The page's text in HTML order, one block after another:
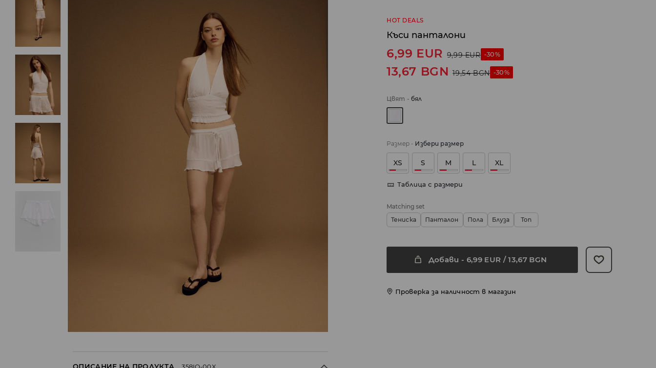
HOT DEALS
Къси панталони
6,99 EUR 9,99 EUR -30%
13,67 BGN 19,54 BGN -30%
Цвят -бял
Размер- Избери размер
XS S M L XL
Таблица с размери
Matching set
Тениска
Панталон Пола Блуза Топ
Добави - 6,99 EUR / 13,67 BGN
Проверка за наличност в магазин